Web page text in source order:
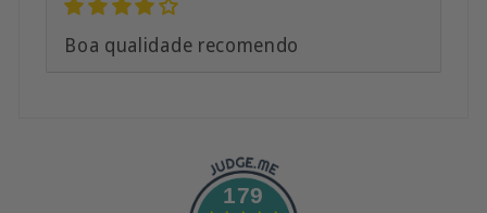
Boa qualidade recomendo
179